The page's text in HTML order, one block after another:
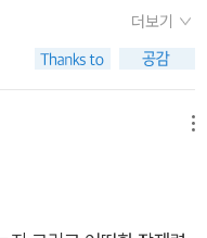
매우 중요하다. 그 실체
어안고 건강하게 이끌어
어두운 무의식을 건강하
갈 수 있는 가장 좋은 길
타인에게 돌리지 않고도
.
내 안에 싸우는 자아ego
시켜 온전한 자기self를
은 부분을 하나 소개합니
신경증적 싸움을 하는
숭고한 상태에 도달하는
것도 괜찮다. 가진 것도
어렵게써놨어요~~옮긴
은게 이번이 처음인데앞
적으로 솔직한 리뷰입니
더보기